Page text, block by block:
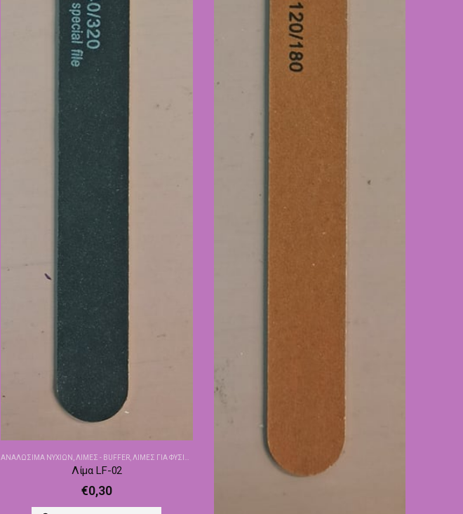
ΑΝΑΛΏΣΙΜΑ ΝΥΧΙΏΝ ΛΊΜΕΣ - BUFFER ΛΊΜΕΣ ΓΙΑ ΦΥΣΙΚΆ
Λίμα LF-02
€0,30